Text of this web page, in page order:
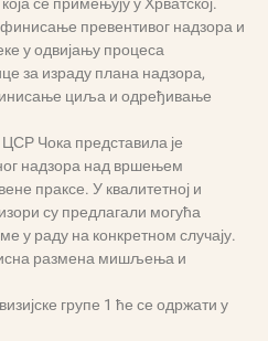
превентивог надзора и
у одвијању процеса
за израду плана надзора,
циља и одређивање
Чока представила је
надзора над вршењем
праксе. У квалитетној и
су предлагали могућа
у раду на конкретном случају.
размена мишљења и
групе 1 ће се одржати у